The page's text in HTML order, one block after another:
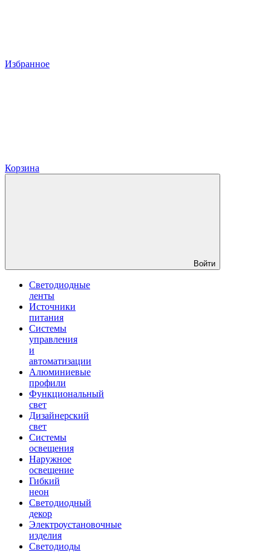
Избранное
Корзина
Войти
Светодиодные
ленты
Источники
питания
Системы
управления
и
автоматизации
Алюминиевые
профили
Функциональный
свет
Дизайнерский
свет
Системы
освещения
Наружное
освещение
Гибкий
неон
Светодиодный
декор
Электроустановочные
изделия
Светодиоды